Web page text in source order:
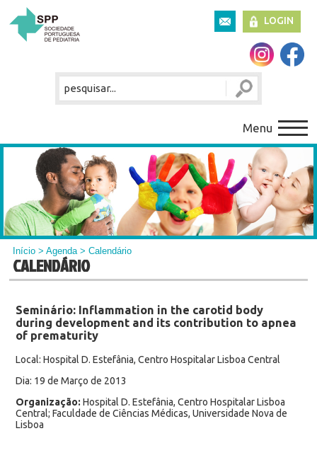
LOGIN
Menu
Início >Agenda> Calendário
CALENDÁRIO
Seminário: Inflammation in the carotid body
during development and its contribution to apnea
of prematurity
Local: Hospital D. Estefânia, Centro Hospitalar Lisboa Central
Dia: 19 de Março de 2013
Organização: Hospital D. Estefânia, Centro Hospitalar Lisboa
Central; Faculdade de Ciências Médicas, Universidade Nova de
Lisboa